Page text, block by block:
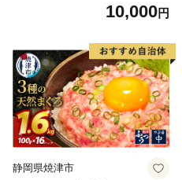
10,000円
静岡県焼津市